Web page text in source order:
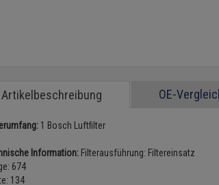
Artikelbeschreibung OE-
1 Bosch Luftfilter
Information: Filterausführung: Filtereinsatz
674
134